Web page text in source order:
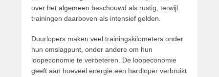
over het algemeen beschouwd als rustig, terwijl
trainingen daarboven als intensief gelden.
Duurlopers maken veel trainingskilometers onder
hun omslagpunt, onder andere om hun
loopeconomie te verbeteren. De loopeconomie
geeft aan hoeveel energie een hardloper verbruikt